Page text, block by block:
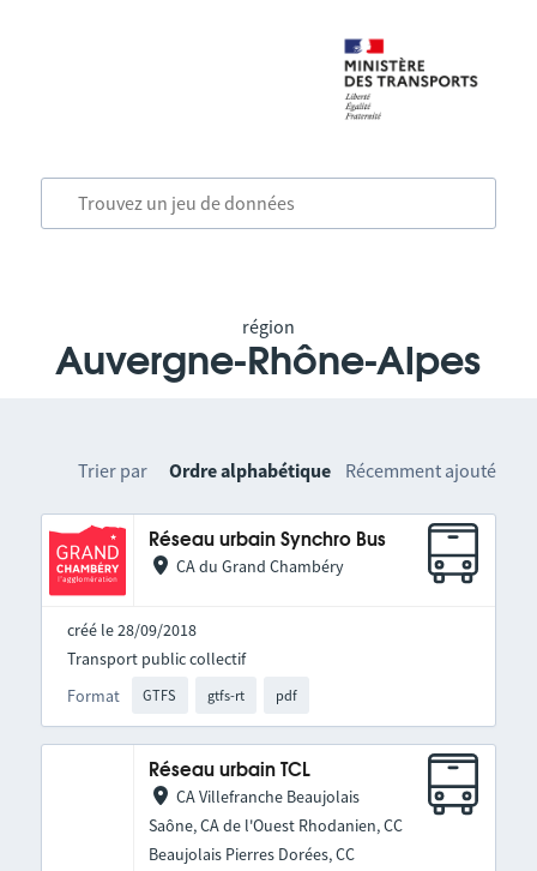
région
Auvergne-Rhône-Alpes
Trier par Ordre alphabétique Récemment ajouté
Réseau urbain Synchro Bus
CA du Grand Chambéry
créé le 28/09/2018
Format GTFS gtfs-rt pdf
Transport public collectif
Réseau urbain TCL
CA Villefranche Beaujolais
Saône, CA de l'Ouest Rhodanien, CC
Beaujolais Pierres Dorées, CC